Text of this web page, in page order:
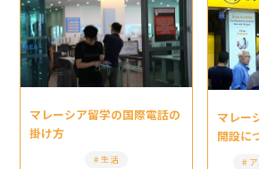
マレーシア留学の国際電話の
掛け方
生活
マレー
開設に